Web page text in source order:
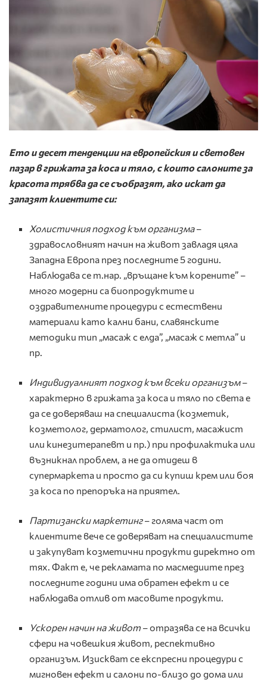
Ето и десет тенденции на европейския и световен
пазар в грижата за коса и тяло, с които салоните за
красота трябва да се съобразят, ако искат да
запазят клиентите си:
Холистичния подход към организма–
здравословният начин на живот завладя цяла
Западна Европа през последните 5 години.
Наблюдава се т.нар. „връщане към корените” –
много модерни са биопродуктите и
оздравителните процедури с естествени
материали като кални бани, славянските
методики тип „масаж с елда”, „масаж с метла” и
пр.
Индивидуалният подход към всеки организъм–
характерно в грижата за коса и тяло по света е
да се доверяваш на специалиста (козметик,
козметолог, дерматолог, стилист, масажист
или кинезитерапевт и пр.) при профилактика или
възникнал проблем, а не да отидеш в
супермаркета и просто да си купиш крем или боя
за коса по препоръка на приятел.
Партизански маркетинг– голяма част от
клиентите вече се доверяват на специалистите
и закупуват козметични продукти директно от
тях. Факт е, че рекламата по масмедиите през
последните години има обратен ефект и се
наблюдава отлив от масовите продукти.
Ускорен начин на живот – отразява се на всички
сфери на човешкия живот, респективно
организъм. Изискват се експресни процедури с
мигновен ефект и салони по-близо до дома или